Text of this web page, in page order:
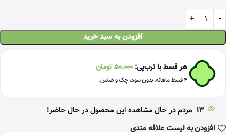
افزودن به سبد خرید
هر قسط با ترب‌پی: 50.000تومان
۴ قسط ماهانه. بدون سود، چک و ضامن.
13 مردم در حال مشاهده این محصول در حال حاضر!
افزودن به لیست علاقه مندی